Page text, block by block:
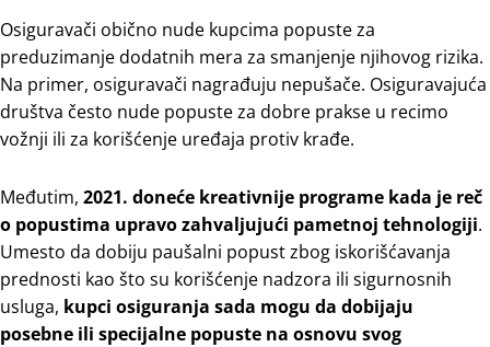
Osiguravači obično nude kupcima popuste za
preduzimanje dodatnih mera za smanjenje njihovog rizika.
Na primer, osiguravači nagrađuju nepušače. Osiguravajuća
društva često nude popuste za dobre prakse u recimo
vožnji ili za korišćenje uređaja protiv krađe.
Međutim, 2021. doneće kreativnije programe kada je reč
o popustima upravo zahvaljujući pametnoj tehnologiji.
Umesto da dobiju paušalni popust zbog iskorišćavanja
prednosti kao što su korišćenje nadzora ili sigurnosnih
usluga, kupci osiguranja sada mogu da dobijaju
posebne ili specijalne popuste na osnovu svog